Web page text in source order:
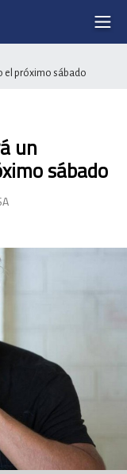
el próximo sábado
un
sábado